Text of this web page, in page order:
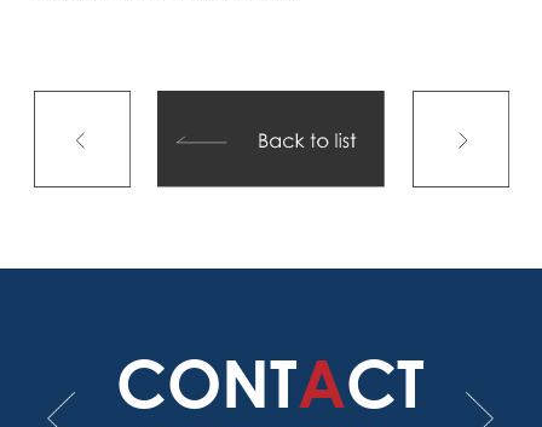
CONTACT